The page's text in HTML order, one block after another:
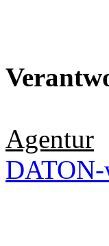
Agentur
DATON-